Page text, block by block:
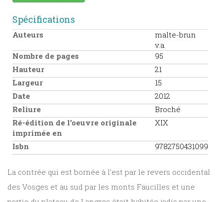
Spécifications
Auteurs
malte-brun
v.a.
Nombre de pages
95
Hauteur
21
Largeur
15
Date
2012
Reliure
Broché
Ré-édition de l'oeuvre originale
imprimée en
XIX
Isbn 9782750431099
La contrée qui est bornée à l'est par le revers occidental
des Vosges et au sud par les monts Faucilles et une